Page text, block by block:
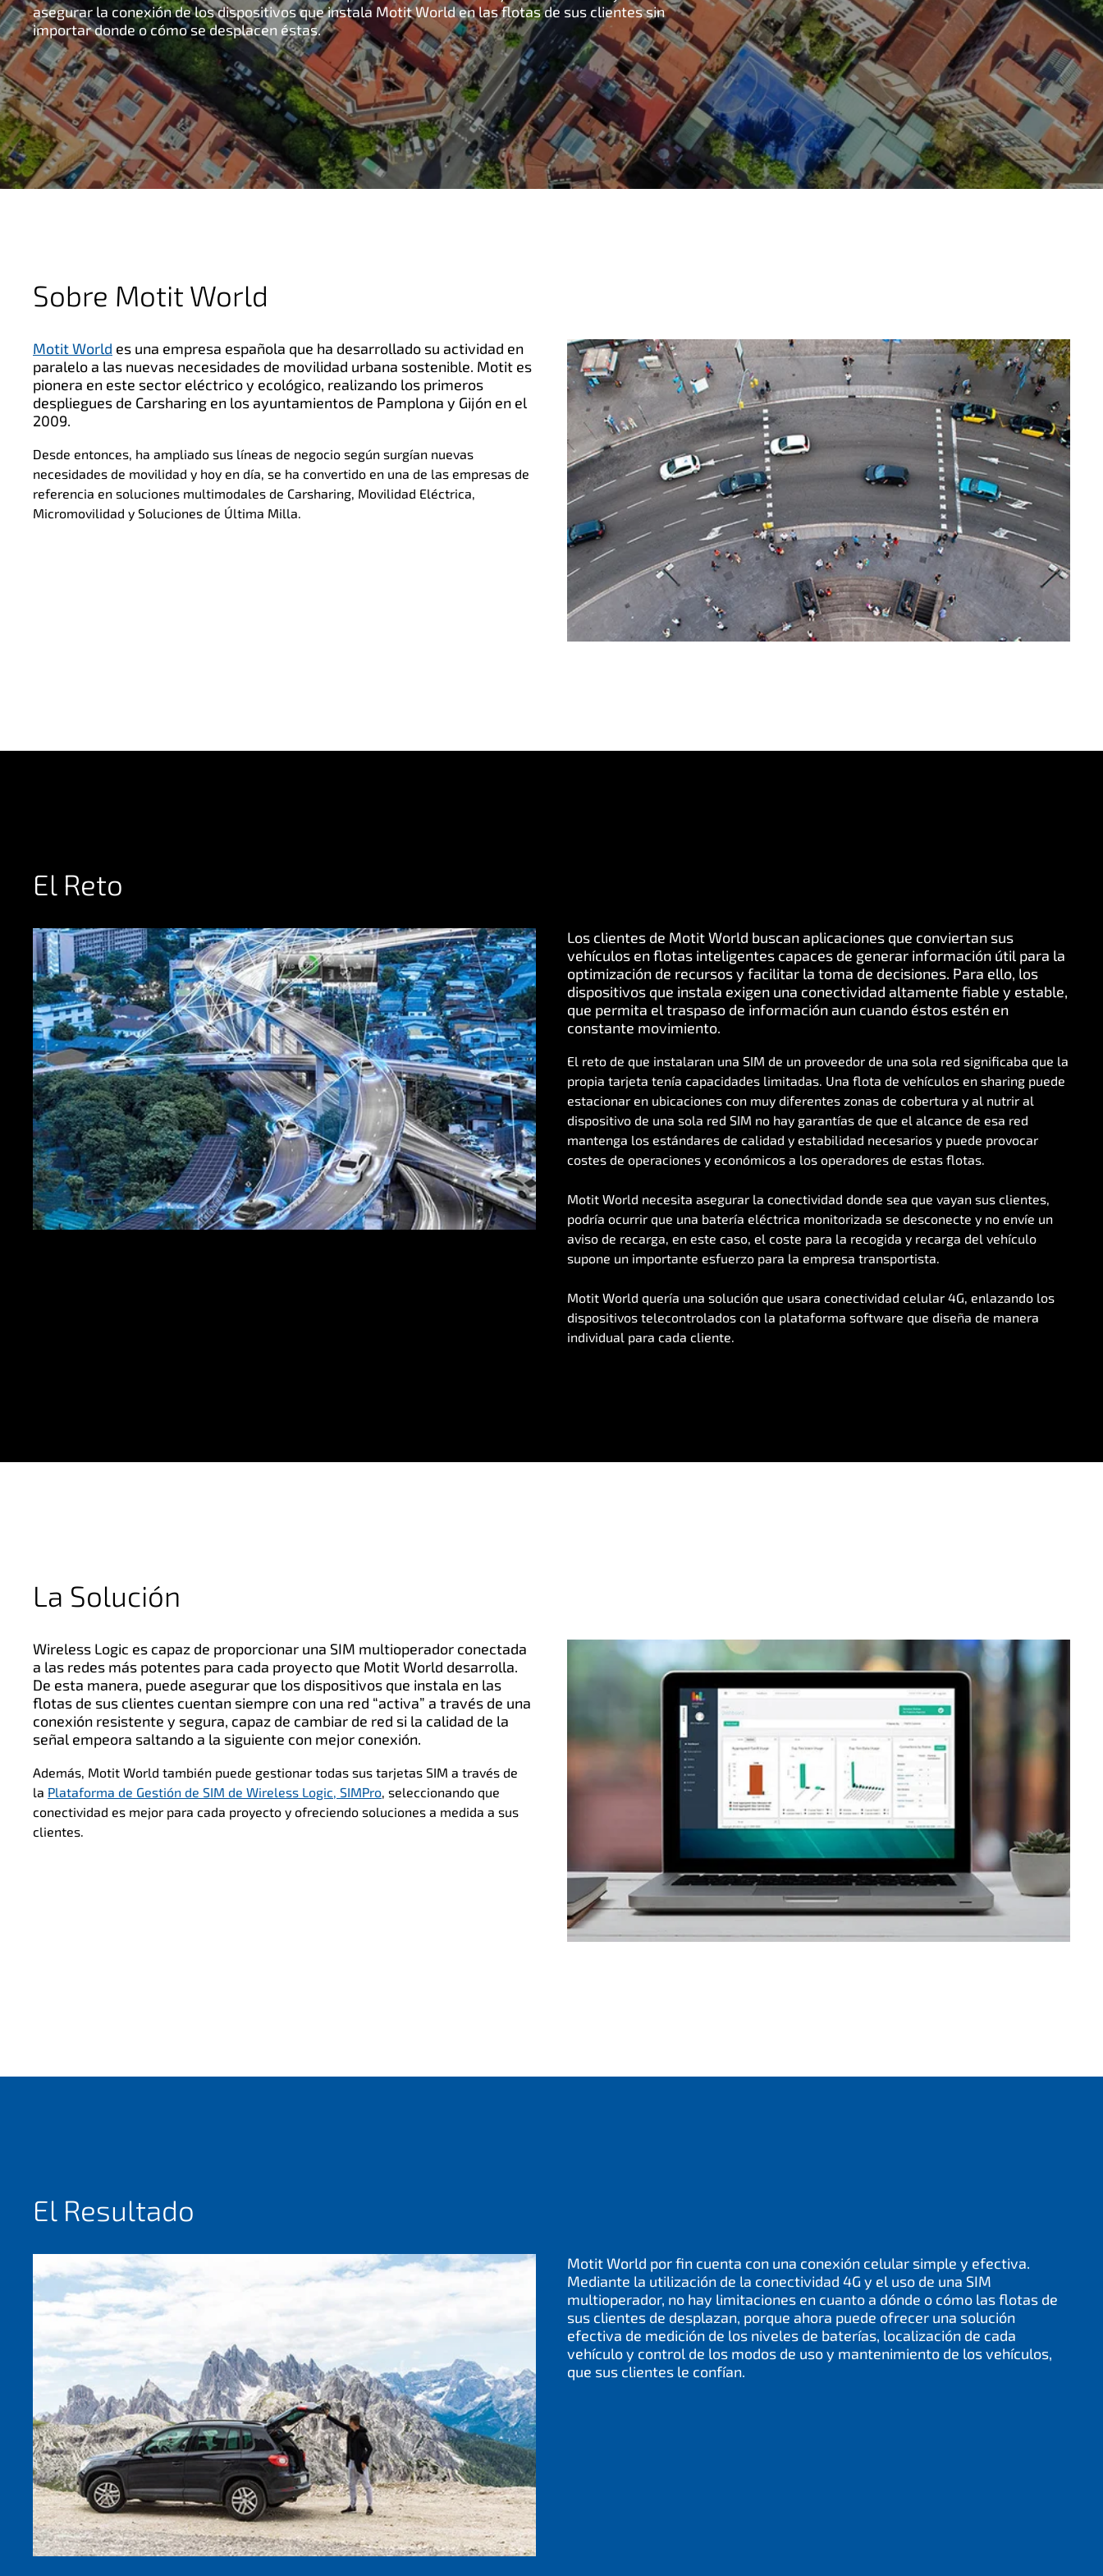
asegurar la conexión de los dispositivos que instala Motit World en las flotas de sus clientes sin
importar donde o cómo se desplacen éstas.
Sobre Motit World
Motit World es una empresa española que ha desarrollado su actividad en
paralelo a las nuevas necesidades de movilidad urbana sostenible. Motit es
pionera en este sector eléctrico y ecológico, realizando los primeros
despliegues de Carsharing en los ayuntamientos de Pamplona y Gijón en el
2009.
Desde entonces, ha ampliado sus líneas de negocio según surgían nuevas
necesidades de movilidad y hoy en día, se ha convertido en una de las empresas de
referencia en soluciones multimodales de Carsharing, Movilidad Eléctrica,
Micromovilidad y Soluciones de Última Milla.
El Reto
Los clientes de Motit World buscan aplicaciones que conviertan sus
vehículos en flotas inteligentes capaces de generar información útil para la
optimización de recursos y facilitar la toma de decisiones. Para ello, los
dispositivos que instala exigen una conectividad altamente fiable y estable,
que permita el traspaso de información aun cuando éstos estén en
constante movimiento.
El reto de que instalaran una SIM de un proveedor de una sola red significaba que la
propia tarjeta tenía capacidades limitadas. Una flota de vehículos en sharing puede
estacionar en ubicaciones con muy diferentes zonas de cobertura y al nutrir al
dispositivo de una sola red SIM no hay garantías de que el alcance de esa red
mantenga los estándares de calidad y estabilidad necesarios y puede provocar
costes de operaciones y económicos a los operadores de estas flotas.
Motit World necesita asegurar la conectividad donde sea que vayan sus clientes,
podría ocurrir que una batería eléctrica monitorizada se desconecte y no envíe un
aviso de recarga, en este caso, el coste para la recogida y recarga del vehículo
supone un importante esfuerzo para la empresa transportista.
Motit World quería una solución que usara conectividad celular 4G, enlazando los
dispositivos telecontrolados con la plataforma software que diseña de manera
individual para cada cliente.
La Solución
Wireless Logic es capaz de proporcionar una SIM multioperador conectada
a las redes más potentes para cada proyecto que Motit World desarrolla.
De esta manera, puede asegurar que los dispositivos que instala en las
flotas de sus clientes cuentan siempre con una red “activa” a través de una
conexión resistente y segura, capaz de cambiar de red si la calidad de la
señal empeora saltando a la siguiente con mejor conexión.
Además, Motit World también puede gestionar todas sus tarjetas SIM a través de
la Plataforma de Gestión de SIM de Wireless Logic, SIMPro, seleccionando que
conectividad es mejor para cada proyecto y ofreciendo soluciones a medida a sus
clientes.
El Resultado
Motit World por fin cuenta con una conexión celular simple y efectiva.
Mediante la utilización de la conectividad 4G y el uso de una SIM
multioperador, no hay limitaciones en cuanto a dónde o cómo las flotas de
sus clientes de desplazan, porque ahora puede ofrecer una solución
efectiva de medición de los niveles de baterías, localización de cada
vehículo y control de los modos de uso y mantenimiento de los vehículos,
que sus clientes le confían.